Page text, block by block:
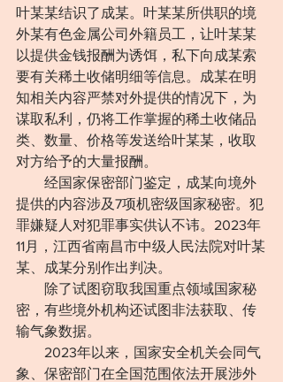
叶某某结识了成某。叶某某所供职的境
外某有色金属公司外籍员工，让叶某某
以提供金钱报酬为诱饵，私下向成某索
要有关稀土收储明细等信息。成某在明
知相关内容严禁对外提供的情况下，为
谋取私利，仍将工作掌握的稀土收储品
类、数量、价格等发送给叶某某，收取
对方给予的大量报酬。
经国家保密部门鉴定，成某向境外
提供的内容涉及7项机密级国家秘密。犯
罪嫌疑人对犯罪事实供认不讳。2023年
11月，江西省南昌市中级人民法院对叶某
某、成某分别作出判决。
除了试图窃取我国重点领域国家秘
密，有些境外机构还试图非法获取、传
输气象数据。
2023年以来，国家安全机关会同气
象、保密部门在全国范围依法开展涉外